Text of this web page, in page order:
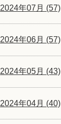
2024年07月 (57)
2024年06月 (57)
2024年05月 (43)
2024年04月 (40)